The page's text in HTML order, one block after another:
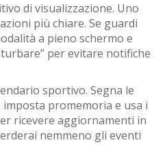
di visualizzazione. Uno
più chiare. Se guardi
a pieno schermo e
per evitare notifiche
sportivo. Segna le
promemoria e usa i
ricevere aggiornamenti in
nemmeno gli eventi